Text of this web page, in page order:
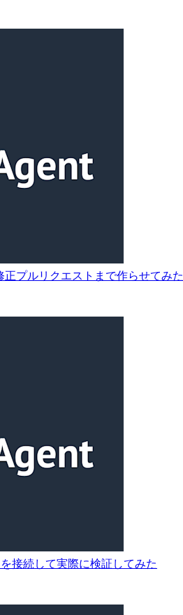
プルリクエストまで作らせてみた
接続して実際に検証してみた